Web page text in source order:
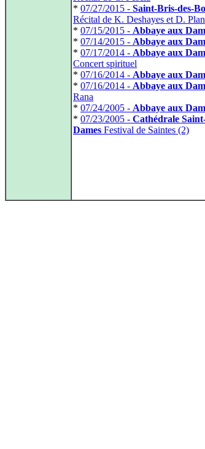
* 07/27/2015 - Saint-Bris-des-
Récital de K. Deshayes et D.
* 07/15/2015 - Abbaye aux
* 07/14/2015 - Abbaye aux
* 07/17/2014 - Abbaye aux
Concert spirituel
* 07/16/2014 - Abbaye aux
* 07/16/2014 - Abbaye aux
Rana
* 07/24/2005 - Abbaye aux
* 07/23/2005 - Cathédrale
Dames Festival de Saintes (2)